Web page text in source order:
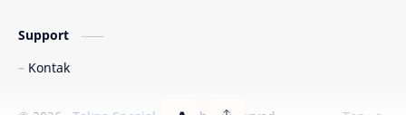
Support
Kontak